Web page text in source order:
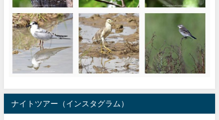
ナイトツアー（インスタグラム）